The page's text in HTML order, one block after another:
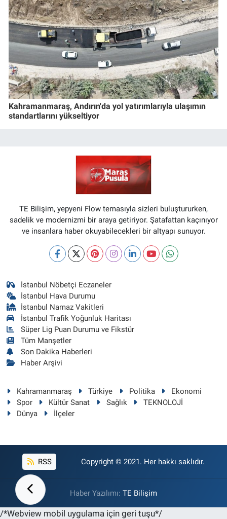
Kahramanmaraş, Andırın'da yol yatırımlarıyla ulaşımın
standartlarını yükseltiyor
TE Bilişim, yepyeni Flow temasıyla sizleri buluştururken,
sadelik ve modernizmi bir araya getiriyor. Şatafattan kaçınıyor
ve insanlara haber okuyabilecekleri bir altyapı sunuyor.
İstanbul Nöbetçi Eczaneler
İstanbul Hava Durumu
İstanbul Namaz Vakitleri
İstanbul Trafik Yoğunluk Haritası
Süper Lig Puan Durumu ve Fikstür
Tüm Manşetler
Son Dakika Haberleri
Haber Arşivi
Kahramanmaraş Türkiye Politika
Ekonomi
Spor
Kültür Sanat Sağlık
TEKNOLOJİ
Dünya
İlçeler
RSS Copyright © 2021. Her hakkı saklıdır.
Haber Yazılımı: TE Bilişim
/*Webview mobil uygulama için geri tuşu*/